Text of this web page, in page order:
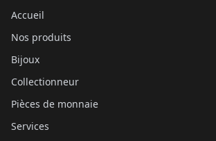
Accueil
Nos produits
Bijoux
Collectionneur
Pièces de monnaie
Services